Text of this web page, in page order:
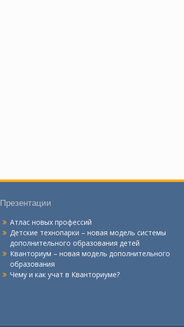
Презентации
Атлас новых профессий
Детские технопарки – новая модель системы
дополнительного образования детей
Кванториум – новая модель дополнительного
образования
Чему и как учат в Кванториуме?